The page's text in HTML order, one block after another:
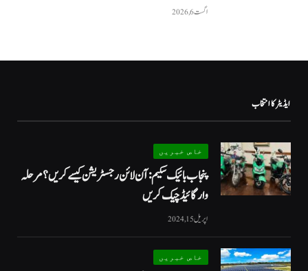
اگست 6, 2026
ایڈیٹر کا انتخاب
خاص خبریں
پنجاب بائیک سکیم: آن لائن رجسٹریشن کیسے کریں؟ مرحلہ
وار گائیڈ چیک کریں
اپریل 15, 2024
خاص خبریں